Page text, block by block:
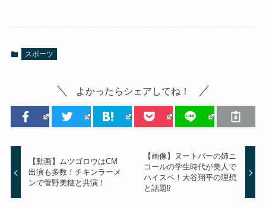
スポーツ
よかったらシェアしてね！
【動画】ムツゴロウはCM
出演も多数！チキンラーメ
ンで菅野美穂と共演！
【画像】ヌートバーの姉ニ
コールの学生時代が美人で
ハイスペ！大谷翔平の理想
と話題⁉︎